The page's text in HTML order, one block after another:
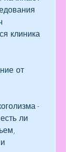
клиника
от
-
ли